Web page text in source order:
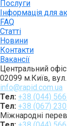
Послуги
Інформація для
FAQ
Статті
Новини
Контакти
Вакансії
Центральний офіс
02099 м.Київ,
info@rapid.com.ua
Тел: +38 (044)
Тел: +38 (067)
Міжнародні